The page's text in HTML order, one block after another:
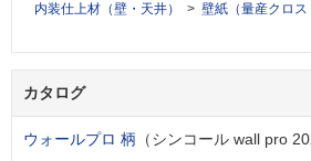
内装仕上材（壁・天井） 壁紙（量産クロス
カタログ
ウォールプロ 柄 （シンコール wall pro